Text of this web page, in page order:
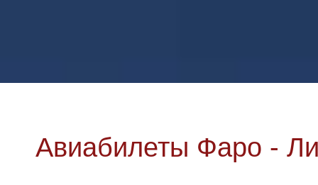
Авиабилеты Фаро -